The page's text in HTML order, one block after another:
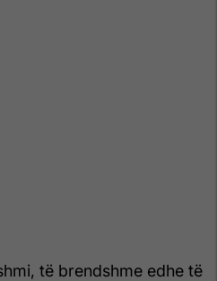
të brendshme edhe të